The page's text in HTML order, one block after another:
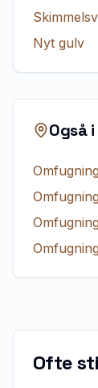
Nyt gulv
Også
Omfugning
Omfugning
Omfugning
Omfugning
Ofte